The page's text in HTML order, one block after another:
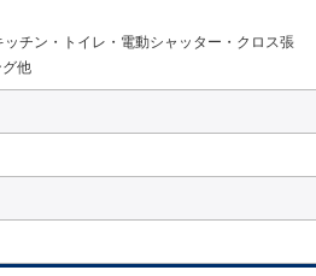
チン・トイレ・電動シャッター・クロス張
他